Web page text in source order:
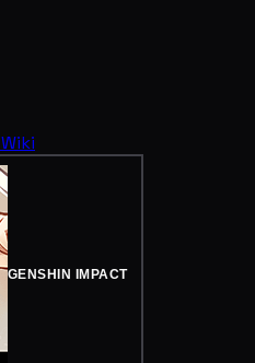
Wiki
GENSHIN IMPACT